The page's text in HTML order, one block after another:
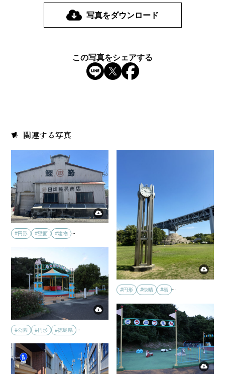
写真をダウンロード
この写真をシェアする
関連する写真
#円形 #壁面 #建物
#円形 #快晴 #橋 …
#公園 #円形 #徳島県